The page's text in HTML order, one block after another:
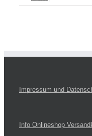
Impressum und
Info Onlineshop